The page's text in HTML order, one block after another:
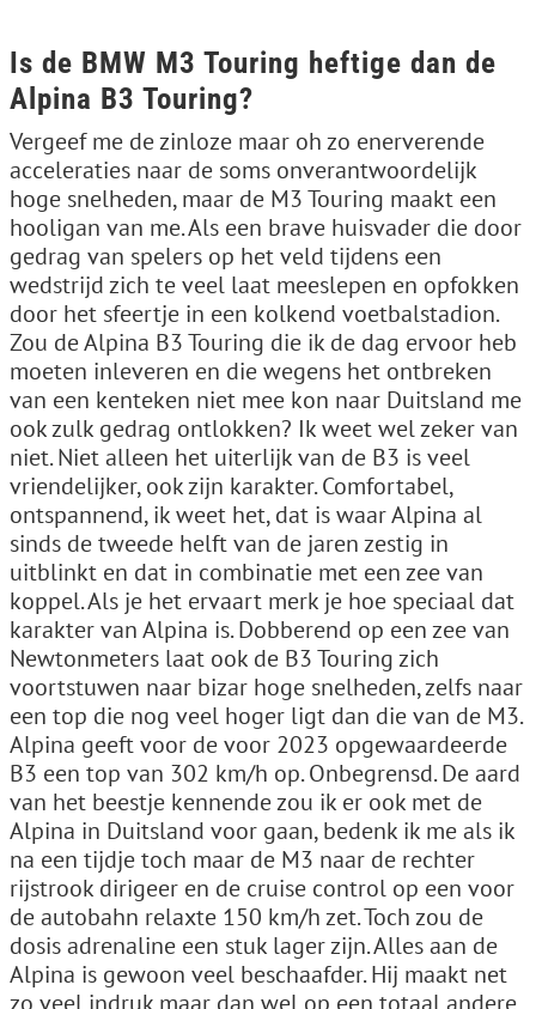
Is de BMW M3 Touring heftige dan de
Alpina B3 Touring?
Vergeef me de zinloze maar oh zo enerverende
acceleraties naar de soms onverantwoordelijk
hoge snelheden, maar de M3 Touring maakt een
hooligan van me. Als een brave huisvader die door
gedrag van spelers op het veld tijdens een
wedstrijd zich te veel laat meeslepen en opfokken
door het sfeertje in een kolkend voetbalstadion.
Zou de Alpina B3 Touring die ik de dag ervoor heb
moeten inleveren en die wegens het ontbreken
van een kenteken niet mee kon naar Duitsland me
ook zulk gedrag ontlokken? Ik weet wel zeker van
niet. Niet alleen het uiterlijk van de B3 is veel
vriendelijker, ook zijn karakter. Comfortabel,
ontspannend, ik weet het, dat is waar Alpina al
sinds de tweede helft van de jaren zestig in
uitblinkt en dat in combinatie met een zee van
koppel. Als je het ervaart merk je hoe speciaal dat
karakter van Alpina is. Dobberend op een zee van
Newtonmeters laat ook de B3 Touring zich
voortstuwen naar bizar hoge snelheden, zelfs naar
een top die nog veel hoger ligt dan die van de M3.
Alpina geeft voor de voor 2023 opgewaardeerde
B3 een top van 302 km/h op. Onbegrensd. De aard
van het beestje kennende zou ik er ook met de
Alpina in Duitsland voor gaan, bedenk ik me als ik
na een tijdje toch maar de M3 naar de rechter
rijstrook dirigeer en de cruise control op een voor
de autobahn relaxte 150 km/h zet. Toch zou de
dosis adrenaline een stuk lager zijn. Alles aan de
Alpina is gewoon veel beschaafder. Hij maakt net